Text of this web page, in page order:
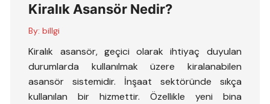
Kiralık Asansör Nedir?
By: billgi
Kiralık asansör, geçici olarak ihtiyaç duyulan
durumlarda kullanılmak üzere kiralanabilen
asansör sistemidir. İnşaat sektöründe sıkça
kullanılan bir hizmettir. Özellikle yeni bina